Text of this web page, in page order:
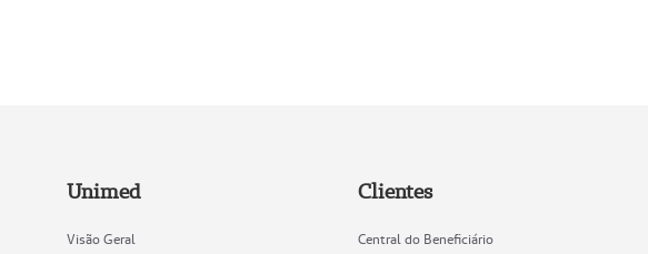
Unimed
Visão Geral
Clientes
Central do Beneficiário